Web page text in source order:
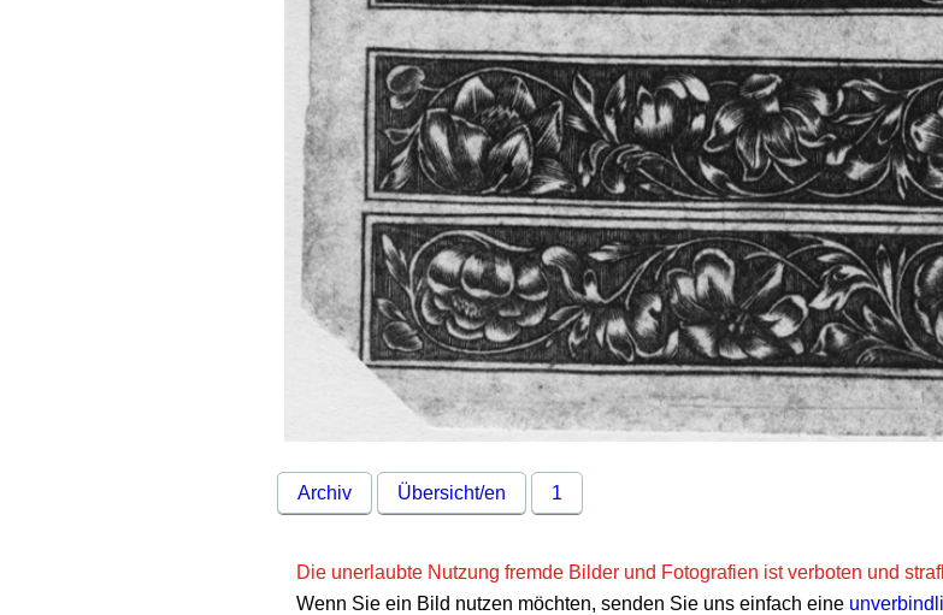
Archiv Übersicht/en 1
Die unerlaubte Nutzung fremde Bilder und Fotografien ist verboten und
Wenn Sie ein Bild nutzen möchten, senden Sie uns einfach eine